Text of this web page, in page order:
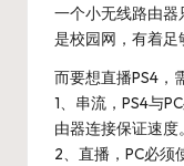
一个小无线路由
是校园网，有着足
而要想直播PS4，
1、串流，PS4与
由器连接保证速度
2、直播，PC必须